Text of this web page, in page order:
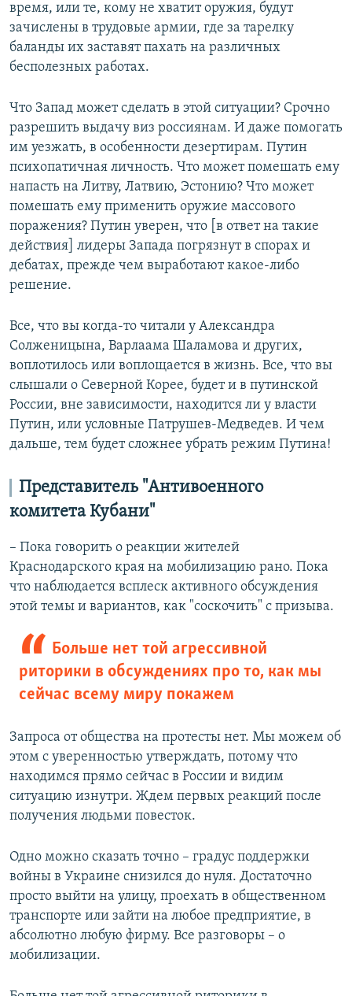
время, или те, кому не хватит оружия, будут
зачислены в трудовые армии, где за тарелку
баланды их заставят пахать на различных
бесполезных работах.
Что Запад может сделать в этой ситуации? Срочно
разрешить выдачу виз россиянам. И даже помогать
им уезжать, в особенности дезертирам. Путин
психопатичная личность. Что может помешать ему
напасть на Литву, Латвию, Эстонию? Что может
помешать ему применить оружие массового
поражения? Путин уверен, что [в ответ на такие
действия] лидеры Запада погрязнут в спорах и
дебатах, прежде чем выработают какое-либо
решение.
Все, что вы когда-то читали у Александра
Солженицына, Варлаама Шаламова и других,
воплотилось или воплощается в жизнь. Все, что вы
слышали о Северной Корее, будет и в путинской
России, вне зависимости, находится ли у власти
Путин, или условные Патрушев-Медведев. И чем
дальше, тем будет сложнее убрать режим Путина!
Представитель "Антивоенного
комитета Кубани"
– Пока говорить о реакции жителей
Краснодарского края на мобилизацию рано. Пока
что наблюдается всплеск активного обсуждения
этой темы и вариантов, как "соскочить" с призыва.
Больше нет той агрессивной
риторики в обсуждениях про то, как мы
сейчас всему миру покажем
Запроса от общества на протесты нет. Мы можем об
этом с уверенностью утверждать, потому что
находимся прямо сейчас в России и видим
ситуацию изнутри. Ждем первых реакций после
получения людьми повесток.
Одно можно сказать точно – градус поддержки
войны в Украине снизился до нуля. Достаточно
просто выйти на улицу, проехать в общественном
транспорте или зайти на любое предприятие, в
абсолютно любую фирму. Все разговоры – о
мобилизации.